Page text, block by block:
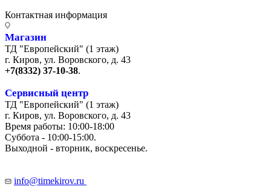
Контактная информация
Магазин
ТД "Европейский" (1 этаж)
г. Киров, ул. Воровского, д. 43
+7(8332) 37-10-38.
Сервисный центр
ТД "Европейский" (1 этаж)
г. Киров, ул. Воровского, д. 43
Время работы: 10:00-18:00
Суббота - 10:00-15:00.
Выходной - вторник, воскресенье.
info@timekirov.ru